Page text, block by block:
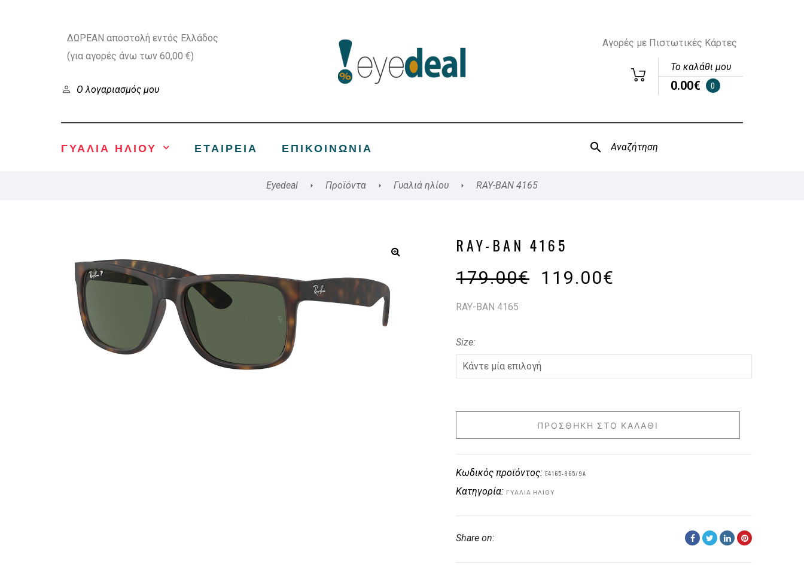
ΔΩΡΕΑΝ αποστολή εντός Ελλάδος
(για αγορές άνω των 60,00 €)
Ο λογαριασμός μου
Αγορές με Πιστωτικές Κάρτες
Το καλάθι μου
0.00€ 0
ΓΥΑΛΙΑ ΗΛΙΟΥ ΕΤΑΙΡΕΊΑ ΕΠΙΚΟΙΝΩΝΊΑ
Eyedeal Προϊόντα Γυαλιά ηλίου RAY-BAN 4165
RAY-BAN 4165
179.00€ 119.00€
RAY-BAN 4165
Size
ΠΡΟΣΘΉΚΗ ΣΤΟ ΚΑΛΆΘΙ
Κωδικός προϊόντος: E4165-865/9A
Κατηγορία: ΓΥΑΛΙΆ ΗΛΊΟΥ
Share on: